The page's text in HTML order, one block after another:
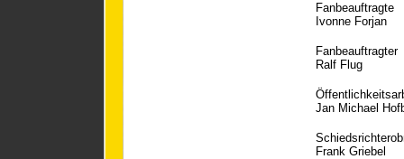
Fanbeauftragte
Ivonne Forjan
Fanbeauftragter
Ralf Flug
Jan Michael
Frank Griebel